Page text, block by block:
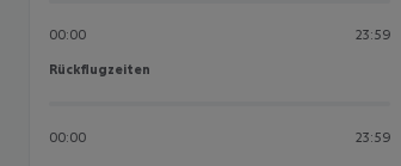
00:00 23:59
Rückflugzeiten
Rückflugzeiten
00:00 23:59